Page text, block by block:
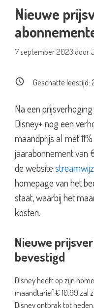
Nieuwe
7 september 2023 door
Geschatte leestijd:
Na een
Disney+ nog een
maandprijs al met
jaarabonnement van
de website
homepage van het
staat, waarbij het
kosten.
Nieuwe
bevestigd
Disney heeft op zijn
maandtarief € 10,99 zal
Disney ontbrak tot